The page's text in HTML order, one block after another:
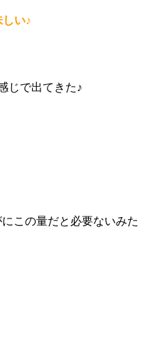
い♪
じで出てきた♪
この量だと必要ないみた